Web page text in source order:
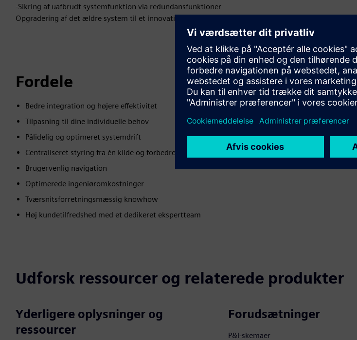
-Sikring af uafbrudt systemfunktion via redundansfunktioner
Opgradering af det ældre system til et innovativt styringssystem
Fordele
Bedre integration og højere effektivitet
Tilpasning til dine individuelle behov
Pålidelig og optimeret systemdrift
Centraliseret styring fra én kilde og forbedret systemeffektivitet
Brugervenlig navigation
Optimerede ingeniøromkostninger
Tværsnitsforretningsmæssig knowhow
Høj kundetilfredshed med et dedikeret ekspertteam
Udforsk ressourcer og relaterede produkter
Yderligere oplysninger og
ressourcer
Forudsætninger
P&I-skemaer